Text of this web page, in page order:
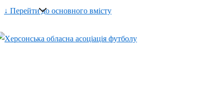
↓ Перейти до основного вмісту